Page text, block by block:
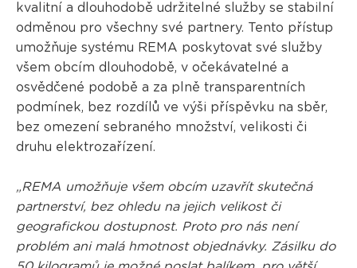
kvalitní a dlouhodobě udržitelné služby se stabilní
odměnou pro všechny své partnery. Tento přístup
umožňuje systému REMA poskytovat své služby
všem obcím dlouhodobě, v očekávatelné a
osvědčené podobě a za plně transparentních
podmínek, bez rozdílů ve výši příspěvku na sběr,
bez omezení sebraného množství, velikosti či
druhu elektrozařízení.
„REMA umožňuje všem obcím uzavřít skutečná
partnerství, bez ohledu na jejich velikost či
geografickou dostupnost. Proto pro nás není
problém ani malá hmotnost objednávky. Zásilku do